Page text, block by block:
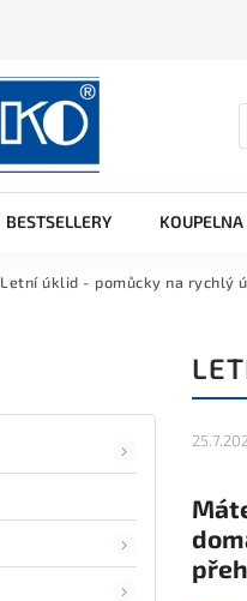
BESTSELLERY KOUPELNA
Letní úklid - pomůcky na rychlý